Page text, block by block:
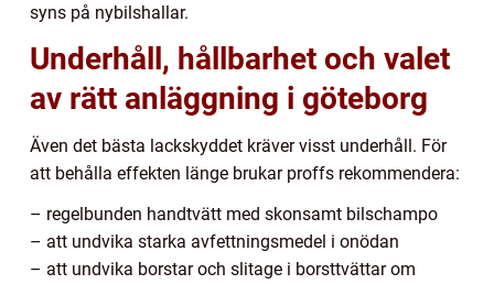
syns på nybilshallar.
Underhåll, hållbarhet och valet
av rätt anläggning i göteborg
Även det bästa lackskyddet kräver visst underhåll. För
att behålla effekten länge brukar proffs rekommendera:
– regelbunden handtvätt med skonsamt bilschampo
– att undvika starka avfettningsmedel i onödan
– att undvika borstar och slitage i borsttvättar om